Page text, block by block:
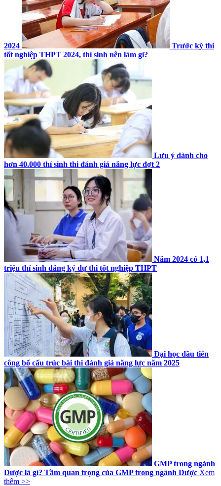
2024
Trước kỳ thi
tốt nghiệp THPT 2024, thí sinh nên làm gì?
Lưu ý dành cho
hơn 40.000 thí sinh thi đánh giá năng lực đợt 2
Năm 2024 có 1,1
triệu thí sinh đăng ký dự thi tốt nghiệp THPT
Đại học đầu tiên
công bố cấu trúc bài thi đánh giá năng lực năm 2025
GMP trong ngành
Dược là gì? Tầm quan trọng của GMP trong ngành Dược Xem
thêm >>